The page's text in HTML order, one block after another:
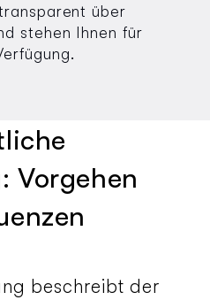
über
stehen Ihnen für
Vorgehen
beschreibt der